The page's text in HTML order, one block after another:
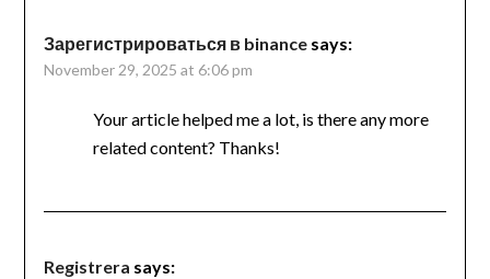
Зарегистрироваться в binance says:
November 29, 2025 at 6:06 pm
Your article helped me a lot, is there any more
related content? Thanks!
Registrera says: